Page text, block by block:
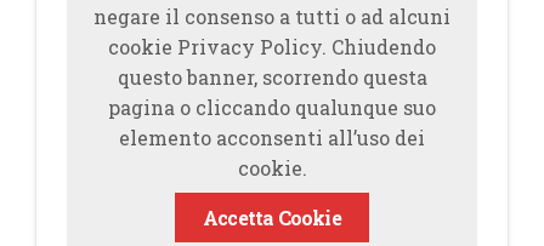
negare il consenso a tutti o ad alcuni
cookie Privacy Policy. Chiudendo
questo banner, scorrendo questa
pagina o cliccando qualunque suo
elemento acconsenti all’uso dei
cookie.
Accetta Cookie